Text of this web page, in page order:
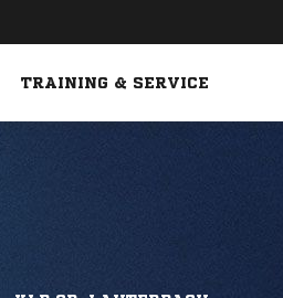
TRAINING & SERVICE